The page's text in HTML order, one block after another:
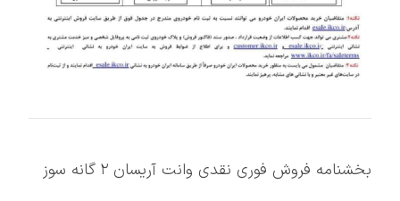
بخشنامه فروش فوری نقدی وانت آریسان ۲ گانه سوز